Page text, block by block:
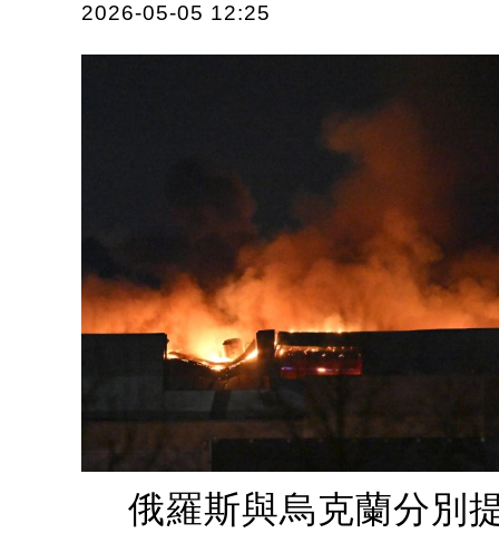
2026-05-05 12:25
俄羅斯與烏克蘭分別